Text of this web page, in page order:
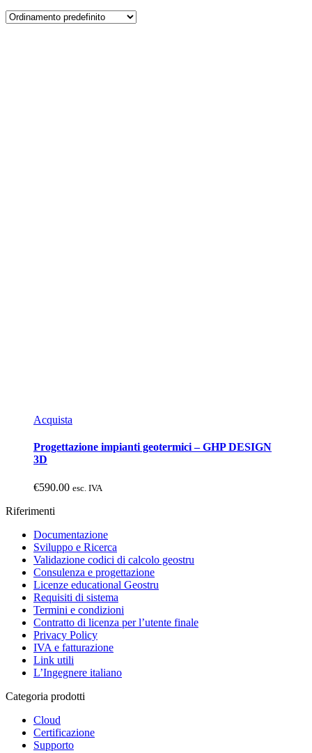
Acquista
Progettazione impianti geotermici – GHP DESIGN
3D
€590.00 esc. IVA
Riferimenti
Documentazione
Sviluppo e Ricerca
Validazione codici di calcolo geostru
Consulenza e progettazione
Licenze educational Geostru
Requisiti di sistema
Termini e condizioni
Contratto di licenza per l’utente finale
Privacy Policy
IVA e fatturazione
Link utili
L’Ingegnere italiano
Categoria prodotti
Cloud
Certificazione
Supporto